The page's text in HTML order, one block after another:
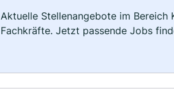
Aktuelle Stellenangebote im Bereich
Fachkräfte. Jetzt passende Jobs